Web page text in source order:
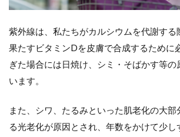
～
の
正
体
と
肌に
影響
を与
紫外線は、私たちがカルシウムを代謝する
果たすビタミンDを皮膚で合成するために
ぎた場合には日焼け、シミ・そばかす等の
います。
また、シワ、たるみといった肌老化の大部
る光老化が原因とされ、年数をかけて少し